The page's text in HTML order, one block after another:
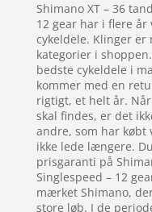
Shimano XT – 36
12 gear har i flere
cykeldele. Klinger
kategorier i
bedste cykeldele i
kommer med en
rigtigt, et helt år.
skal findes, er det
andre, som har købt
ikke lede længere.
prisgaranti på
Singlespeed – 12
mærket Shimano,
store løb. I de